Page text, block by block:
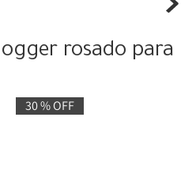
rosado para
30 %OFF